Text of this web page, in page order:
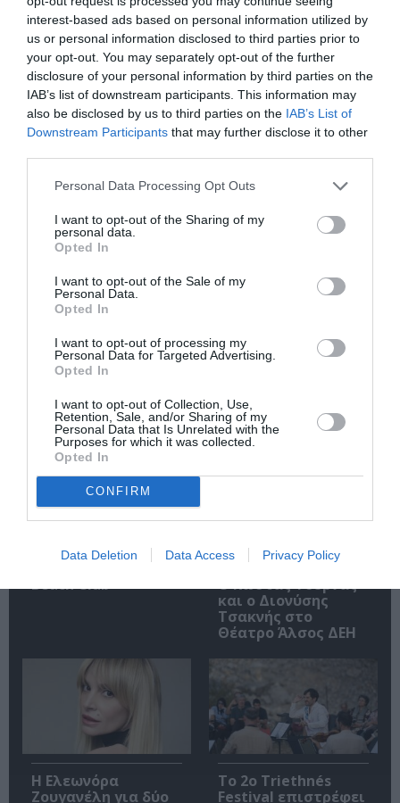
interest-based ads based on personal information utilized by
us or personal information disclosed to third parties prior to
your opt-out. You may separately opt-out of the further
disclosure of your personal information by third parties on the
IAB’s list of downstream participants. This information may
also be disclosed by us to third parties on the IAB’s List of
Downstream Participants that may further disclose it to other
Personal Data Processing Opt Outs
I want to opt-out of the Sharing of my
personal data.
Opted In
I want to opt-out of the Sale of my
Personal Data.
Opted In
I want to opt-out of processing my
Personal Data for Targeted Advertising.
Opted In
I want to opt-out of Collection, Use,
Retention, Sale, and/or Sharing of my
Personal Data that Is Unrelated with the
Purposes for which it was collected.
Opted In
CONFIRM
Data Deletion Data Access Privacy Policy
Νέοι Διαγωνισμοί❯
Tags
JAZZ - BLUES - ETHNIC ΣΥΝΑΥΛΙΕΣ 2026
Newsletter
Κάθε βδομάδα στο e-mail σας τα τελευταία νέα για
Σχετικά Άρθρα
Ο RIVO στο Bolivar
Beach Club
Το Ροκ το Ελληνικό:
Ο Κώστας Τουρνάς
και ο Διονύσης
Τσακνής στο
Θέατρο Άλσος ΔΕΗ
Η Ελεωνόρα
Ζουγανέλη για δύο
Το 2ο Triethnés
Festival επιστρέφει